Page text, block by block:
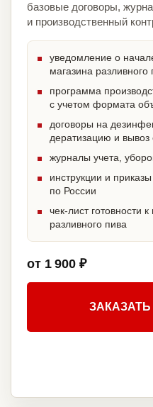
базовые договоры,
и производственный
уведомление о
магазина разливного
программа
с учетом формата
договоры на
дератизацию и вывоз
журналы учета,
инструкции и
по России
чек-лист готовности
разливного пива
от 1 900 ₽